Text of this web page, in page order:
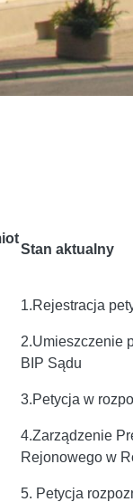
Stan aktualny
1.Rejestracja
2.Umieszczenie
BIP Sądu
3.Petycja w
4.Zarządzenie
Rejonowego w
5. Petycja